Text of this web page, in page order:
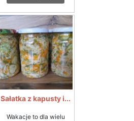
Sałatka z kapusty i...
Wakacje to dla wielu